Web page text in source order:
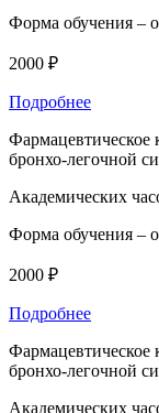
Форма обучения –
2000 ₽
Подробнее
Фармацевтическое
бронхо-легочной
Академических
Форма обучения –
2000 ₽
Подробнее
Фармацевтическое
бронхо-легочной
Академических